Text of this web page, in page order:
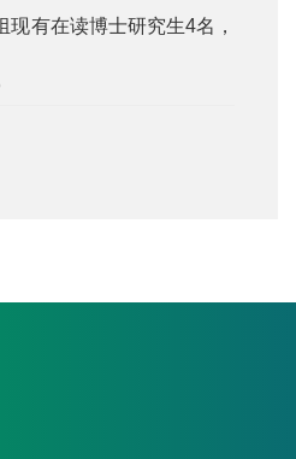
有在读博士研究生4名，